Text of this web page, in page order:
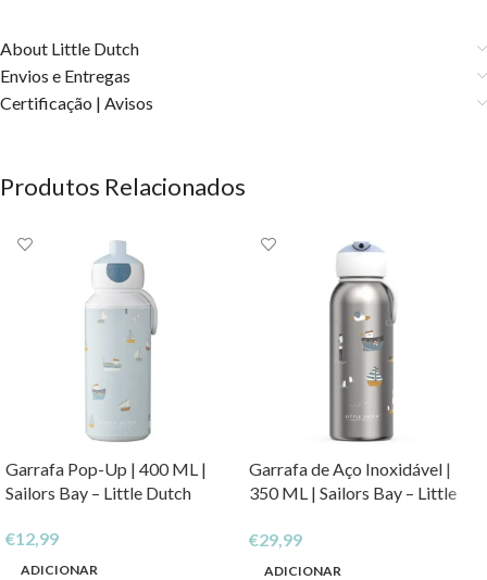
About Little Dutch
Envios e Entregas
Certificação | Avisos
Produtos Relacionados
Garrafa Pop-Up | 400 ML |
Sailors Bay – Little Dutch
€12,99
ADICIONAR
Garrafa de Aço Inoxidável |
350 ML | Sailors Bay – Little
€29,99
ADICIONAR